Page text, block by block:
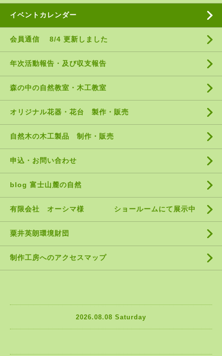
イベントカレンダー
会員通信 8/4 更新しました
年次活動報告・及び収支報告
森の中の自然教室・木工教室
オリジナル花器・花台 製作・販売
自然木の木工製品 制作・販売
申込・お問い合わせ
blog 富士山麓の自然
有限会社 オーシマ様 ショールームにて展示中
粟井英朗環境財団
制作工房へのアクセスマップ
2026.08.08 Saturday